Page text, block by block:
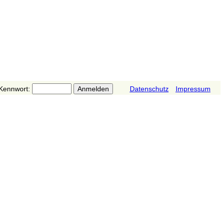
Datenschutz Impressum